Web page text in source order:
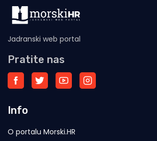
Jadranski web portal
Pratite nas
Info
O portalu Morski.HR